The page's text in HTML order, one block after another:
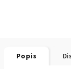
Popis